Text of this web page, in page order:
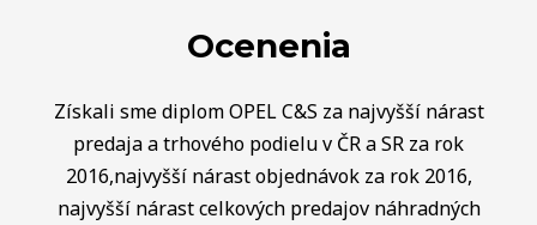
Ocenenia
Získali sme diplom OPEL C&S za najvyšší nárast
predaja a trhového podielu v ČR a SR za rok
2016,najvyšší nárast objednávok za rok 2016,
najvyšší nárast celkových predajov náhradných